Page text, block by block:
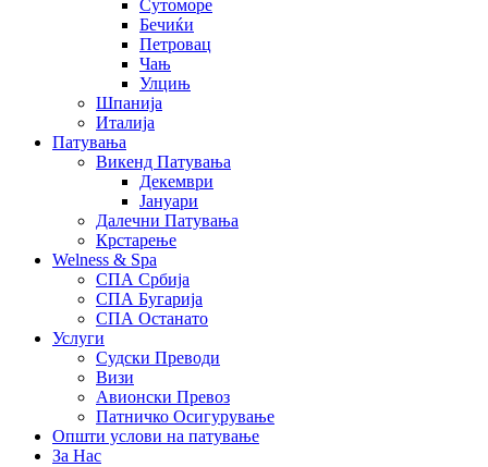
Сутоморе
Бечиќи
Петровац
Чањ
Улцињ
Шпанија
Италија
Патувања
Викенд Патувања
Декември
Јануари
Далечни Патувања
Крстарење
Welness & Spa
СПА Србија
СПА Бугарија
СПА Останато
Услуги
Судски Преводи
Визи
Авионски Превоз
Патничко Осигурување
Општи услови на патување
За Нас